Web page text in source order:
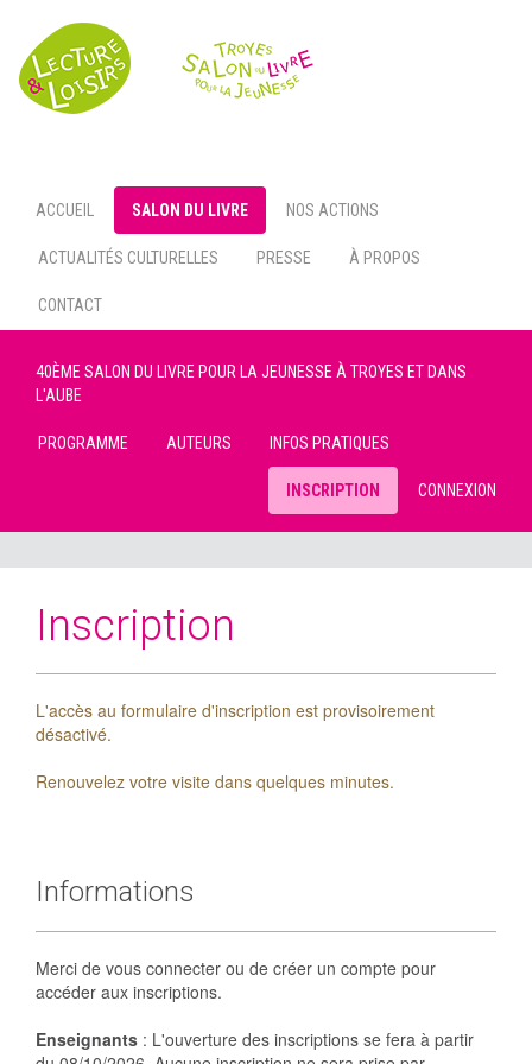
ACCUEIL SALON DU LIVRE NOS ACTIONS
ACTUALITÉS CULTURELLES PRESSE À PROPOS
CONTACT
40ÈME SALON DU LIVRE POUR LA JEUNESSE À TROYES ET DANS
L'AUBE
PROGRAMME AUTEURS INFOS PRATIQUES
CONNEXION
INSCRIPTION
Inscription
L'accès au formulaire d'inscription est provisoirement
désactivé.
Renouvelez votre visite dans quelques minutes.
Informations
Merci de vous connecter ou de créer un compte pour
accéder aux inscriptions.
Enseignants : L'ouverture des inscriptions se fera à partir